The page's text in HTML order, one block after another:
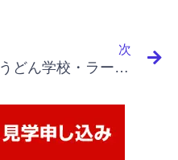
次
うどん学校・ラーメン学校・そば学校・パスタ学校で開業&成果アップ｜「イノベーションと起業家精神（最終）」「起業家精神のマネッジメント、マネッジメントの適用」